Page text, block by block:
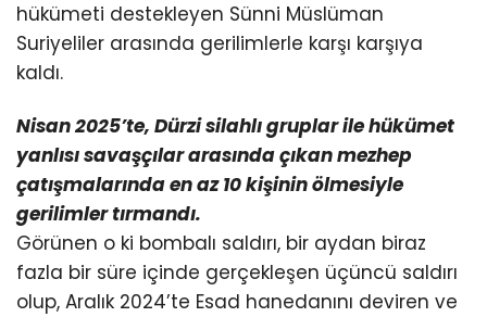
hükümeti destekleyen Sünni Müslüman
Suriyeliler arasında gerilimlerle karşı karşıya
kaldı.
Nisan 2025’te, Dürzi silahlı gruplar ile hükümet
yanlısı savaşçılar arasında çıkan mezhep
çatışmalarındaen az 10 kişinin ölmesiyle
gerilimler tırmandı.
Görünen o ki bombalı saldırı, bir aydan biraz
fazla bir süre içinde gerçekleşen üçüncü saldırı
olup, Aralık 2024’te Esad hanedanını deviren ve